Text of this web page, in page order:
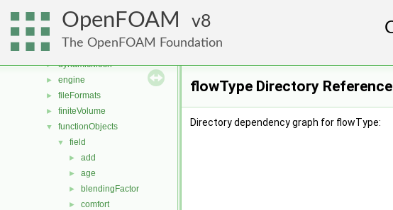
OpenFOAM 8
The OpenFOAM Foundation
conversion
► dummyThirdParty
► dynamicFvMesh
► dynamicMesh
► engine
► fileFormats
► finiteVolume
▼ functionObjects
▼ field
► add
► age
► blendingFactor
► comfort
flowType Directory Reference
Directory dependency graph for flowType: